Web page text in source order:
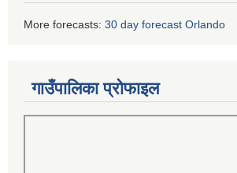
More forecasts: 30 day forecast Orlando
गाउँपालिका प्रोफाइल